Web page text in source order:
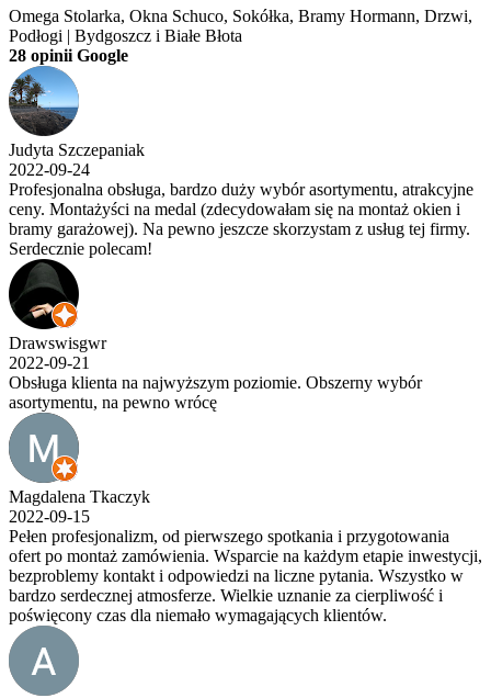
Omega Stolarka, Okna Schuco, Sokółka, Bramy Hormann, Drzwi,
Podłogi | Bydgoszcz i Białe Błota
28 opinii Google
Judyta Szczepaniak
2022-09-24
Profesjonalna obsługa, bardzo duży wybór asortymentu, atrakcyjne
ceny. Montażyści na medal (zdecydowałam się na montaż okien i
bramy garażowej). Na pewno jeszcze skorzystam z usług tej firmy.
Serdecznie polecam!
Drawswisgwr
2022-09-21
Obsługa klienta na najwyższym poziomie. Obszerny wybór
asortymentu, na pewno wrócę
Magdalena Tkaczyk
2022-09-15
Pełen profesjonalizm, od pierwszego spotkania i przygotowania
ofert po montaż zamówienia. Wsparcie na każdym etapie inwestycji,
bezproblemy kontakt i odpowiedzi na liczne pytania. Wszystko w
bardzo serdecznej atmosferze. Wielkie uznanie za cierpliwość i
poświęcony czas dla niemało wymagających klientów.